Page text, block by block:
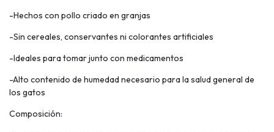
-Hechos con pollo criado en granjas
-Sin cereales, conservantes ni colorantes artificiales
-Ideales para tomar junto con medicamentos
-Alto contenido de humedad necesario para la salud general de
los gatos
Composición: